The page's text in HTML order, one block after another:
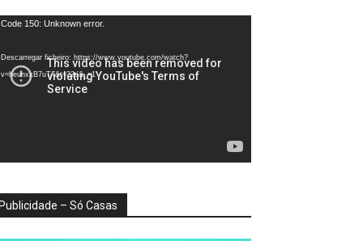
Code 150: Unknown error.
Descarregar ficheiro: https://www.youtube.com/watch?
v=heunxxB7uTA&t=22s&_=1
Publicidade – Só Casas